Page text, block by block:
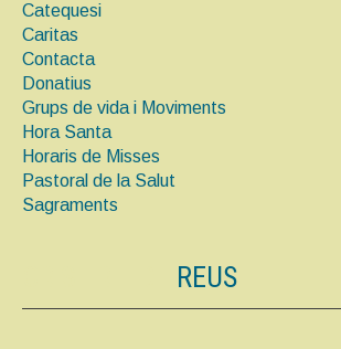
Catequesi
Caritas
Contacta
Donatius
Grups de vida i Moviments
Hora Santa
Horaris de Misses
Pastoral de la Salut
Sagraments
REUS